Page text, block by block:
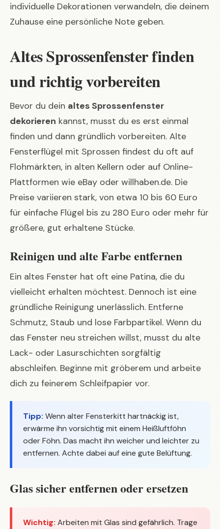
individuelle Dekorationen verwandeln, die deinem
Zuhause eine persönliche Note geben.
Altes Sprossenfenster finden
und richtig vorbereiten
Bevor du dein altes Sprossenfenster
dekorieren kannst, musst du es erst einmal
finden und dann gründlich vorbereiten. Alte
Fensterflügel mit Sprossen findest du oft auf
Flohmärkten, in alten Kellern oder auf Online-
Plattformen wie eBay oder willhaben.de. Die
Preise variieren stark, von etwa 10 bis 60 Euro
für einfache Flügel bis zu 280 Euro oder mehr für
größere, gut erhaltene Stücke.
Reinigen und alte Farbe entfernen
Ein altes Fenster hat oft eine Patina, die du
vielleicht erhalten möchtest. Dennoch ist eine
gründliche Reinigung unerlässlich. Entferne
Schmutz, Staub und lose Farbpartikel. Wenn du
das Fenster neu streichen willst, musst du alte
Lack- oder Lasurschichten sorgfältig
abschleifen. Beginne mit gröberem und arbeite
dich zu feinerem Schleifpapier vor.
Tipp: Wenn alter Fensterkitt hartnäckig ist,
erwärme ihn vorsichtig mit einem Heißluftföhn
oder Föhn. Das macht ihn weicher und leichter zu
entfernen. Achte dabei auf eine gute Belüftung.
Glas sicher entfernen oder ersetzen
Wichtig: Arbeiten mit Glas sind gefährlich. Trage